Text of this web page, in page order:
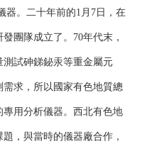
器。二十年前的1月7日，在
團隊成立了。70年代末，
試砷銻鉍汞等重金屬元
求，所以國家有色地質總
用分析儀器。西北有色地
，與當時的儀器廠合作，